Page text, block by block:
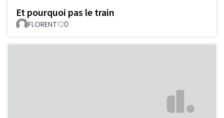
Et pourquoi pas le train
FLORENT 0